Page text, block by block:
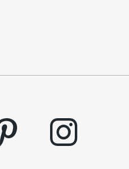
instagram